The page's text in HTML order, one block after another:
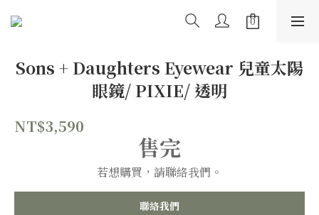
Sons + Daughters Eyewear 兒童太陽
眼鏡/ PIXIE/ 透明
NT$3,590
售完
若想購買，請聯絡我們。
聯絡我們